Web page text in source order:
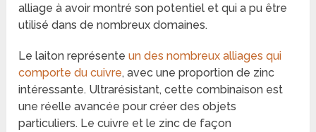
alliage à avoir montré son potentiel et qui a pu être
utilisé dans de nombreux domaines.
Le laiton représenteun des nombreux alliages qui
comporte du cuivre, avec une proportion de zinc
intéressante. Ultrarésistant, cette combinaison est
une réelle avancée pour créer des objets
particuliers. Le cuivre et le zinc de façon